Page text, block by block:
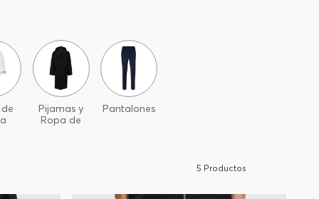
Pijamas y
Ropa de
Pantalones
5 Productos